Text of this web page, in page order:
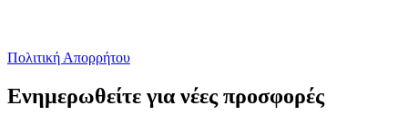
Πολιτική Απορρήτου
Ενημερωθείτε για νέες προσφορές